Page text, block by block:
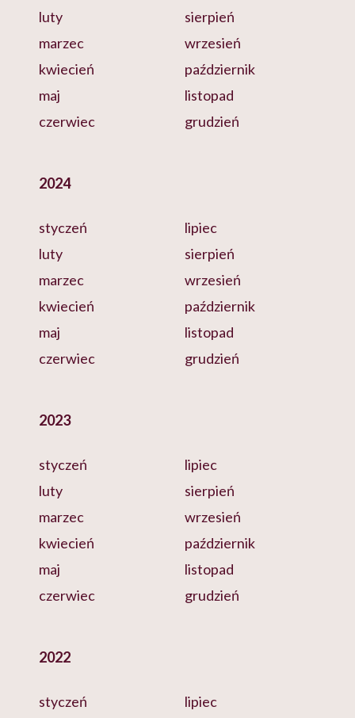
luty
marzec
kwiecień
maj
czerwiec
sierpień
wrzesień
październik
listopad
grudzień
2024
styczeń
luty
marzec
kwiecień
maj
czerwiec
lipiec
sierpień
wrzesień
październik
listopad
grudzień
2023
styczeń
luty
marzec
kwiecień
maj
czerwiec
lipiec
sierpień
wrzesień
październik
listopad
grudzień
2022
styczeń
lipiec